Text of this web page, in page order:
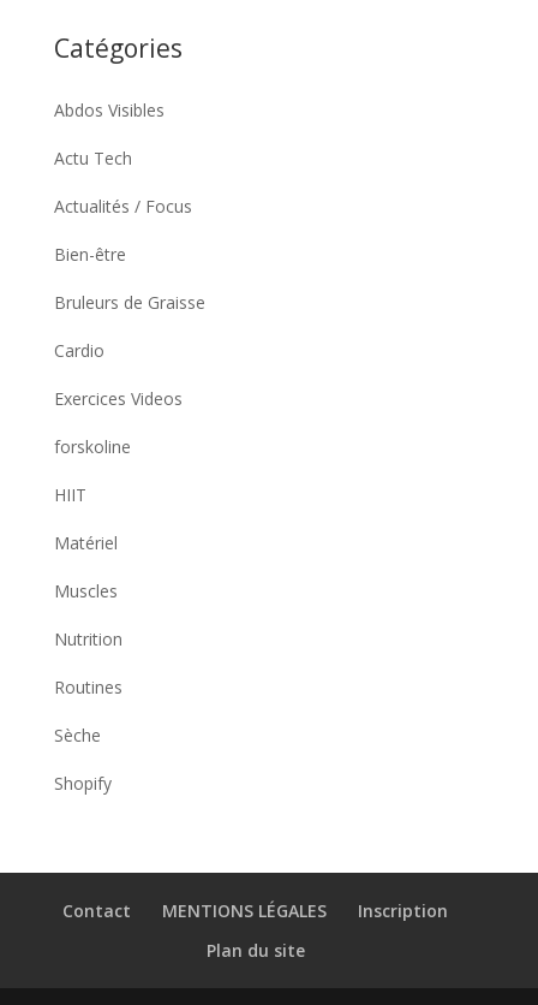
Catégories
Abdos Visibles
Actu Tech
Actualités / Focus
Bien-être
Bruleurs de Graisse
Cardio
Exercices Videos
forskoline
HIIT
Matériel
Muscles
Nutrition
Routines
Sèche
Shopify
Contact MENTIONS LÉGALES
Inscription
Plan du site